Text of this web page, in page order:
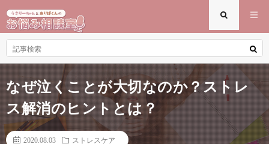
なぜ泣くことが大切なのか？ストレ
ス解消のヒントとは？
2020.08.03 ストレスケア